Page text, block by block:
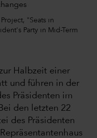
"Seats in
Party in Mid-Term
Halbzeit einer
und führen in der
Präsidenten im
den letzten 22
des Präsidenten